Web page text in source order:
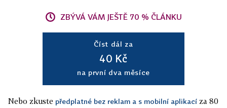
ZBÝVÁ VÁM JEŠTĚ 70 % ČLÁNKU
Číst dál za
40 Kč
na první dva měsíce
Nebo zkuste předplatné bez reklam a s mobilní aplikací za 80